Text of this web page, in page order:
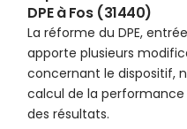
DPE à Fos (31440)
La réforme du DPE,
apporte plusieurs
concernant le dispositif,
calcul de la
des résultats.